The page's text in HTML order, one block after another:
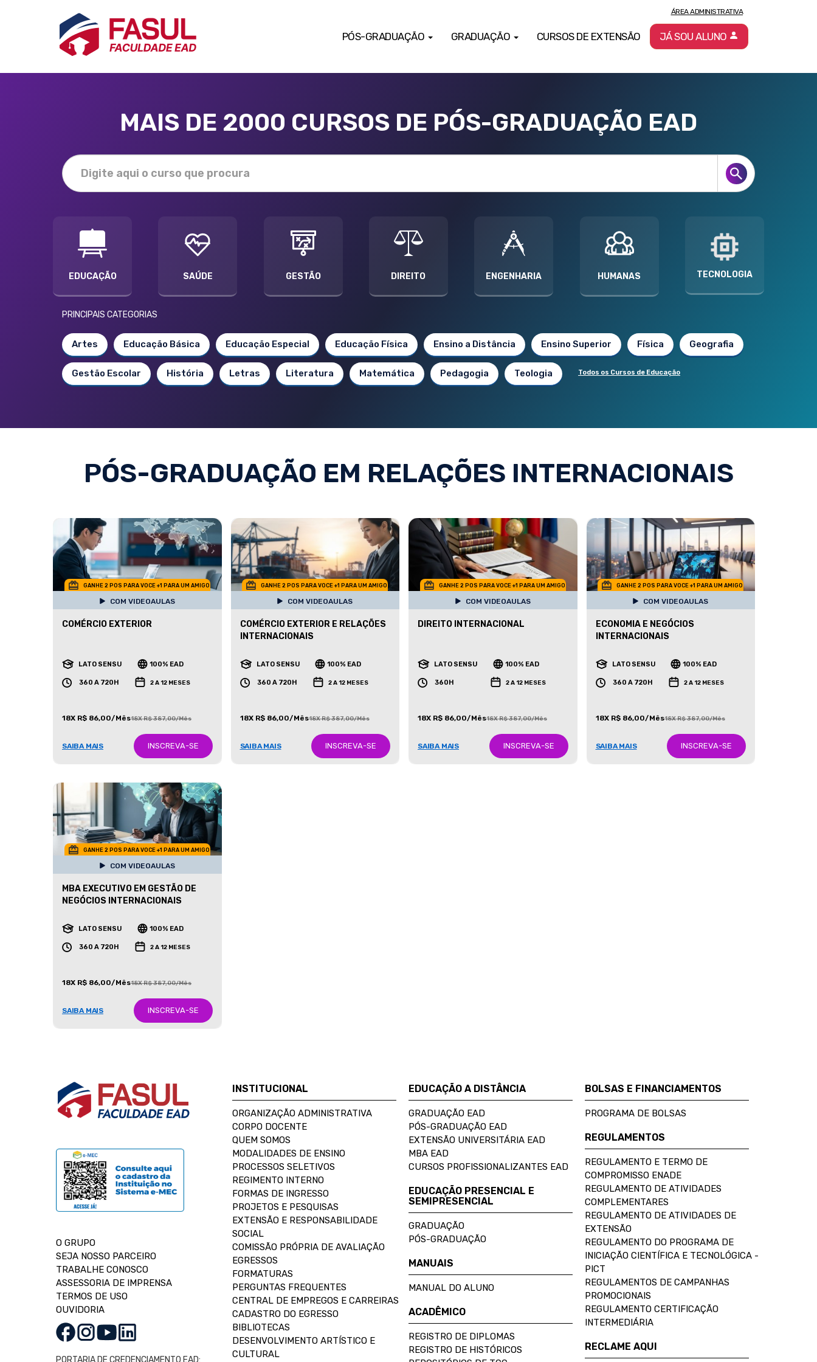
PÓS-GRADUAÇÃO GRADUAÇÃO CURSOS DE EXTENSÃO
ÁREA ADMINISTRATIVA
JÁ SOU ALUNO
MAIS DE 2000 CURSOS DE PÓS-GRADUAÇÃO EAD
EDUCAÇÃO SAÚDE GESTÃO DIREITO ENGENHARIA HUMANAS TECNOLOGIA
PRINCIPAIS CATEGORIAS
Artes Educação Básica Educação Especial Educação Física Ensino a Distância Ensino Superior Física Geografia
Gestão Escolar História Letras Literatura Matemática Pedagogia Teologia Todos os Cursos de Educação
PÓS-GRADUAÇÃO EM RELAÇÕES INTERNACIONAIS
GANHE 2 POS PARA VOCE +1 PARA UM AMIGO
COM VIDEOAULAS
COMÉRCIO EXTERIOR
LATO SENSU 100% EAD
360 A 720H 2 A 12 MESES
18X R$ 86,00/Mês18X R$ 387,00/Mês
SAIBA MAIS INSCREVA-SE
GANHE 2 POS PARA VOCE +1 PARA UM AMIGO
COM VIDEOAULAS
COMÉRCIO EXTERIOR E RELAÇÕES
INTERNACIONAIS
LATO SENSU 100% EAD
360 A 720H 2 A 12 MESES
18X R$ 86,00/Mês18X R$ 387,00/Mês
SAIBA MAIS INSCREVA-SE
GANHE 2 POS PARA VOCE +1 PARA UM AMIGO
COM VIDEOAULAS
DIREITO INTERNACIONAL
LATO SENSU 100% EAD
360H 2 A 12 MESES
18X R$ 86,00/Mês18X R$ 387,00/Mês
SAIBA MAIS INSCREVA-SE
GANHE 2 POS PARA VOCE +1 PARA UM AMIGO
COM VIDEOAULAS
ECONOMIA E NEGÓCIOS
INTERNACIONAIS
LATO SENSU 100% EAD
360 A 720H 2 A 12 MESES
18X R$ 86,00/Mês18X R$ 387,00/Mês
SAIBA MAIS INSCREVA-SE
GANHE 2 POS PARA VOCE +1 PARA UM AMIGO
COM VIDEOAULAS
MBA EXECUTIVO EM GESTÃO DE
NEGÓCIOS INTERNACIONAIS
LATO SENSU 100% EAD
360 A 720H 2 A 12 MESES
18X R$ 86,00/Mês18X R$ 387,00/Mês
SAIBA MAIS INSCREVA-SE
O GRUPO
SEJA NOSSO PARCEIRO
TRABALHE CONOSCO
ASSESSORIA DE IMPRENSA
TERMOS DE USO
OUVIDORIA
PORTARIA DE CREDENCIAMENTO EAD:
INSTITUCIONAL
ORGANIZAÇÃO ADMINISTRATIVA
CORPO DOCENTE
QUEM SOMOS
MODALIDADES DE ENSINO
PROCESSOS SELETIVOS
REGIMENTO INTERNO
FORMAS DE INGRESSO
PROJETOS E PESQUISAS
EXTENSÃO E RESPONSABILIDADE
SOCIAL
COMISSÃO PRÓPRIA DE AVALIAÇÃO
EGRESSOS
FORMATURAS
PERGUNTAS FREQUENTES
CENTRAL DE EMPREGOS E CARREIRAS
CADASTRO DO EGRESSO
BIBLIOTECAS
DESENVOLVIMENTO ARTÍSTICO E
CULTURAL
EDUCAÇÃO A DISTÂNCIA
GRADUAÇÃO EAD
PÓS-GRADUAÇÃO EAD
EXTENSÃO UNIVERSITÁRIA EAD
MBA EAD
CURSOS PROFISSIONALIZANTES EAD
EDUCAÇÃO PRESENCIAL E
SEMIPRESENCIAL
GRADUAÇÃO
PÓS-GRADUAÇÃO
MANUAIS
MANUAL DO ALUNO
ACADÊMICO
REGISTRO DE DIPLOMAS
REGISTRO DE HISTÓRICOS
BOLSAS E FINANCIAMENTOS
PROGRAMA DE BOLSAS
REGULAMENTOS
REGULAMENTO E TERMO DE
COMPROMISSO ENADE
REGULAMENTO DE ATIVIDADES
COMPLEMENTARES
REGULAMENTO DE ATIVIDADES DE
EXTENSÃO
REGULAMENTO DO PROGRAMA DE
INICIAÇÃO CIENTÍFICA E TECNOLÓGICA -
PICT
REGULAMENTOS DE CAMPANHAS
PROMOCIONAIS
REGULAMENTO CERTIFICAÇÃO
INTERMEDIÁRIA
RECLAME AQUI